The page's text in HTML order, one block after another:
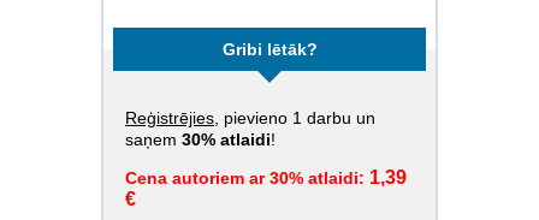
Gribi lētāk?
Reģistrējies , pievieno 1 darbu un
saņem 30% atlaidi!
Cena autoriem ar 30% atlaidi: 1,39
€